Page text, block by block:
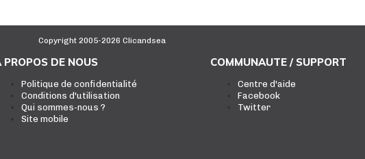
Copyright 2005-2026 Clicandsea
PROPOS DE NOUS
Politique de confidentialité
Conditions d'utilisation
Qui sommes-nous ?
Site mobile
COMMUNAUTE / SUPPORT
Centre d'aide
Facebook
Twitter